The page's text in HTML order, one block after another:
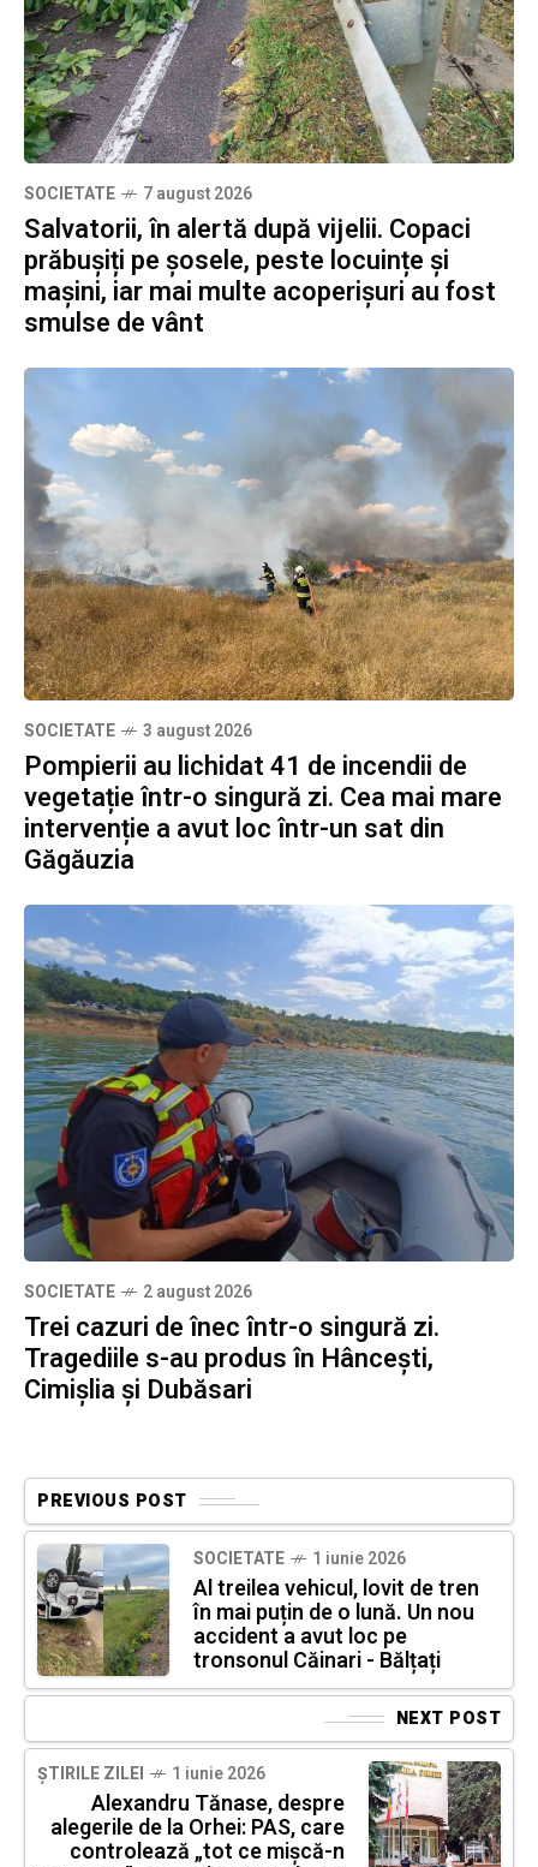
SOCIETATE 7 august 2026
Salvatorii, în alertă după vijelii. Copaci
prăbușiți pe șosele, peste locuințe și
mașini, iar mai multe acoperișuri au fost
smulse de vânt
SOCIETATE 3 august 2026
Pompierii au lichidat 41 de incendii de
vegetație într-o singură zi. Cea mai mare
intervenție a avut loc într-un sat din
Găgăuzia
SOCIETATE 2 august 2026
Trei cazuri de înec într-o singură zi.
Tragediile s-au produs în Hâncești,
Cimișlia și Dubăsari
PREVIOUS POST
SOCIETATE 1 iunie 2026
Al treilea vehicul, lovit de tren
în mai puțin de o lună. Un nou
accident a avut loc pe
tronsonul Căinari - Bălțați
NEXT POST
ȘTIRILE ZILEI 1 iunie 2026
Alexandru Tănase, despre
alegerile de la Orhei: PAS, care
controlează „tot ce mișcă-n